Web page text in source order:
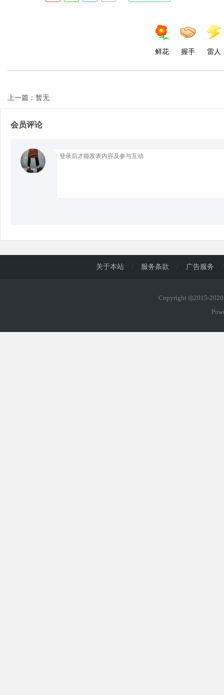
鲜花 握手 雷人
上一篇：暂无
会员评论
关于本站 / 服务条款 / 广告服务 /
Copyright ◎2015-